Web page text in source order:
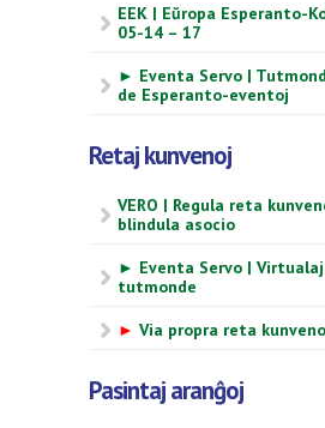
EEK | Eŭropa Esperanto-
05-14 – 17
► Eventa Servo |
de Esperanto-eventoj
Retaj kunvenoj
VERO | Regula reta
blindula asocio
► Eventa Servo |
tutmonde
► Via propra reta kunveno
Pasintaj aranĝoj